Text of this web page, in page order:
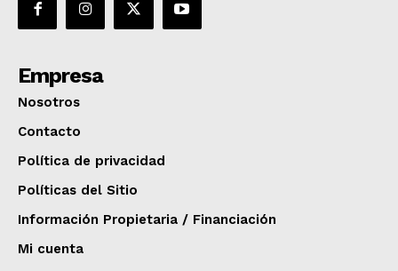
Empresa
Nosotros
Contacto
Política de privacidad
Políticas del Sitio
Información Propietaria / Financiación
Mi cuenta